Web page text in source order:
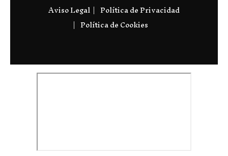
Aviso Legal
Política de Privacidad
Política de Cookies